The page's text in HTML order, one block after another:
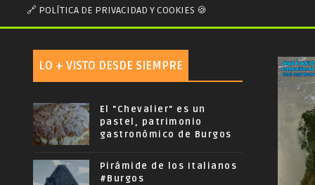
🔗 POLÍTICA DE PRIVACIDAD Y COOKIES 🍪
LO + VISTO DESDE SIEMPRE
El "Chevalier" es un
pastel, patrimonio
gastronómico de Burgos
Pirámide de los Italianos
#Burgos